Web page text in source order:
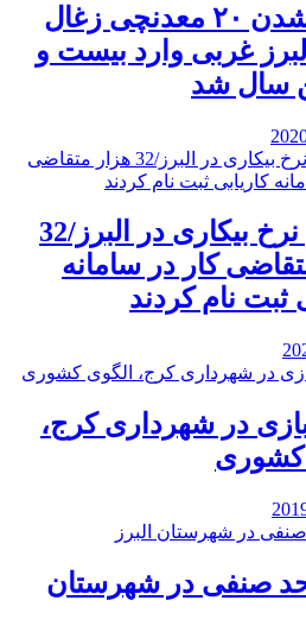
کشته شدن ۲۰ معدنچی زغال
غربی وارد بیست و
سال شد
کاهش نرخ بیکاری در البرز/32
کار در سامانه
ثبت نام کردند
در شهرداری کرج،
کشوری
۶ واحد صنفی در شهرستان